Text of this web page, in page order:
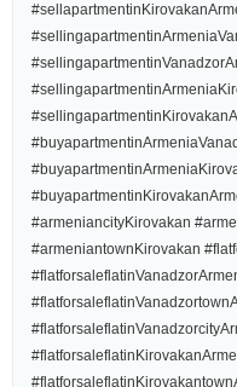
#armeniancityKirovakan
#armeniantownKirovakan